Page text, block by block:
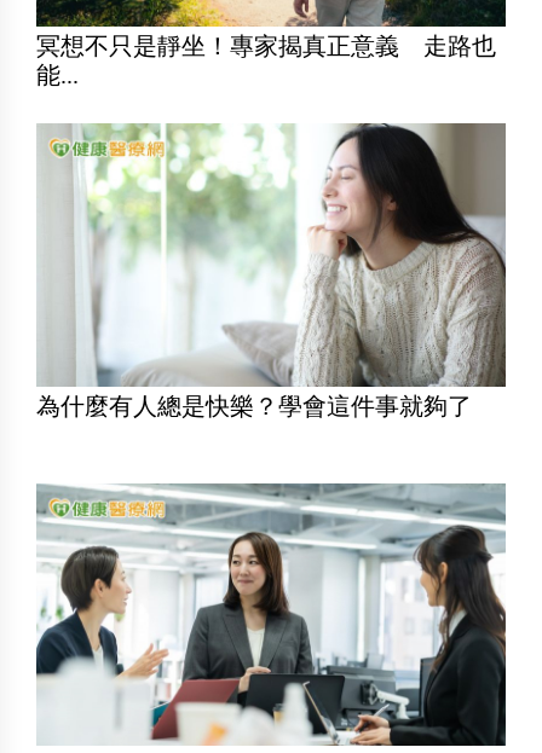
冥想不只是靜坐！專家揭真正意義 走路也
能...
為什麼有人總是快樂？學會這件事就夠了